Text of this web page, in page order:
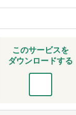
このサービスを
ダウンロードする